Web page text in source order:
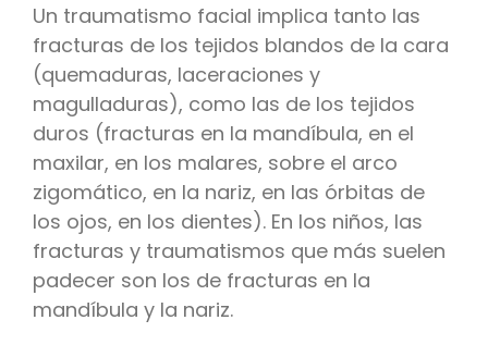
Un traumatismo facial implica tanto las
fracturas de los tejidos blandos de la cara
(quemaduras, laceraciones y
magulladuras), como las de los tejidos
duros (fracturas en la mandíbula, en el
maxilar, en los malares, sobre el arco
zigomático, en la nariz, en las órbitas de
los ojos, en los dientes). En los niños, las
fracturas y traumatismos que más suelen
padecer son los de fracturas en la
mandíbula y la nariz.